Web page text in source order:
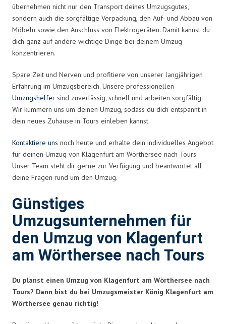
übernehmen nicht nur den Transport deines Umzugsgutes,
sondern auch die sorgfältige Verpackung, den Auf- und Abbau von
Möbeln sowie den Anschluss von Elektrogeräten. Damit kannst du
dich ganz auf andere wichtige Dinge bei deinem Umzug
konzentrieren.
Spare Zeit und Nerven und profitiere von unserer langjährigen
Erfahrung im Umzugsbereich. Unsere professionellen
Umzugshelfer sind zuverlässig, schnell und arbeiten sorgfältig.
Wir kümmern uns um deinen Umzug, sodass du dich entspannt in
dein neues Zuhause in Tours einleben kannst.
Kontaktiere uns noch heute und erhalte dein individuelles Angebot
für deinen Umzug von Klagenfurt am Wörthersee nach Tours.
Unser Team steht dir gerne zur Verfügung und beantwortet all
deine Fragen rund um den Umzug.
Günstiges
Umzugsunternehmen für
den Umzug von Klagenfurt
am Wörthersee nach Tours
Du planst einen Umzug von Klagenfurt am Wörthersee nach
Tours? Dann bist du bei Umzugsmeister König Klagenfurt am
Wörthersee genau richtig!